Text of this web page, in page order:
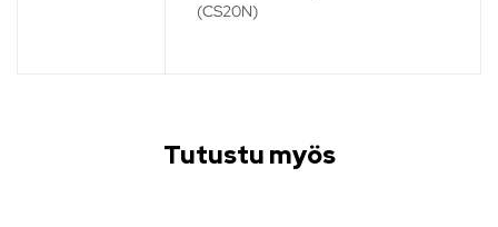
(CS20N)
Tutustu myös